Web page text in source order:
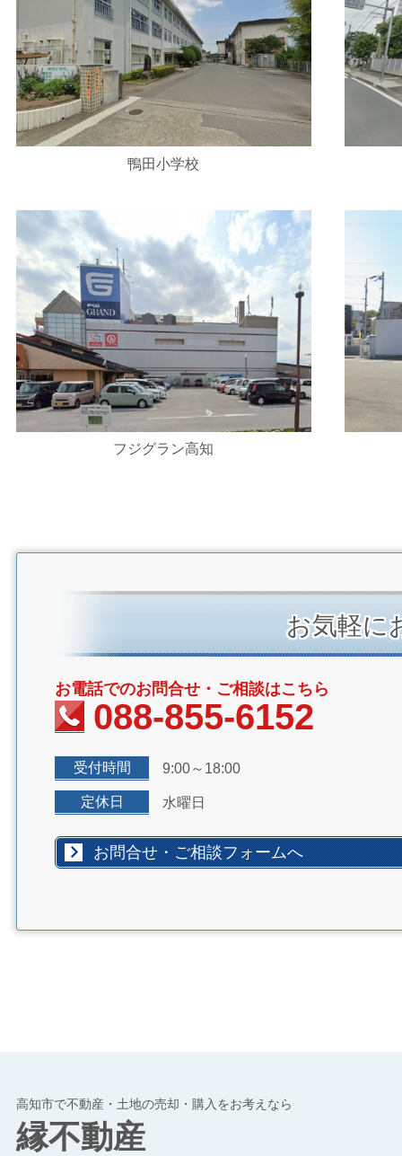
鴨田小学校
フジグラン高知
お気軽に
お電話でのお問合せ・ご相談はこちら
088-855-6152
受付時間 9:00～18:00
定休日 水曜日
お問合せ・ご相談フォームへ
高知市で不動産・土地の売却・購入をお考えなら
縁不動産